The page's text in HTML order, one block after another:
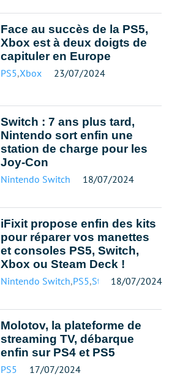
Face au succès de la PS5,
Xbox est à deux doigts de
capituler en Europe
PS5,Xbox 23/07/2024
Switch : 7 ans plus tard,
Nintendo sort enfin une
station de charge pour les
Joy-Con
Nintendo Switch 18/07/2024
iFixit propose enfin des kits
pour réparer vos manettes
et consoles PS5, Switch,
Xbox ou Steam Deck !
Nintendo Switch,PS5,Steam Deck
18/07/2024
Molotov, la plateforme de
streaming TV, débarque
enfin sur PS4 et PS5
PS5 17/07/2024